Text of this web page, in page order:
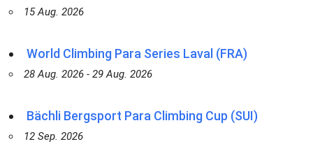
15 Aug. 2026
World Climbing Para Series Laval (FRA)
28 Aug. 2026 - 29 Aug. 2026
Bächli Bergsport Para Climbing Cup (SUI)
12 Sep. 2026